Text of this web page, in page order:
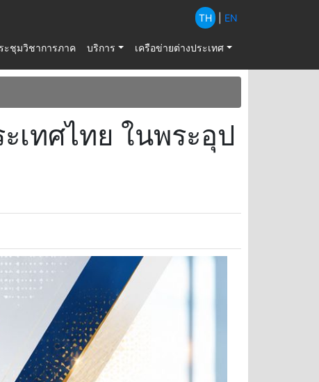
TH EN
ะชุมวิชาการภาค บริการ เครือข่ายต่างประเทศ
ทศไทย ในพระอุป